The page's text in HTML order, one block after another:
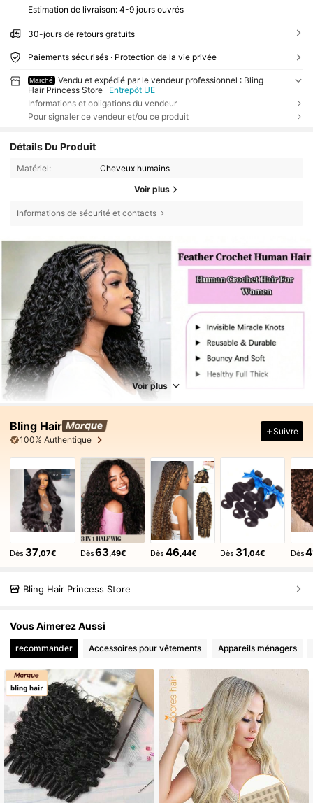
Estimation de livraison: 4-9 jours ouvrés
30-jours de retours gratuits
Paiements sécurisés · Protection de la vie privée
Marché
Vendu et expédié par le vendeur professionnel : Bling
Hair Princess Store
Entrepôt UE
Informations et obligations du vendeur
Pour signaler ce vendeur et/ou ce produit
Détails Du Produit
Matériel: Cheveux humains
Voir plus
Informations de sécurité et contacts
Voir plus
Bling Hair
100% Authentique
Suivre
Dès37,07€ Dès63,49€ Dès46,44€ Dès31,04€ Dès
Bling Hair Princess Store
Vous Aimerez Aussi
recommander Accessoires pour vêtements Appareils ménagers